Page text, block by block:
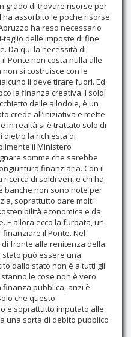
grado di trovare risorse per
ha assorbito le poche risorse
ha reso necessario
taglio delle imposte di fine
Da qui la necessità di
Ponte non costa nulla alle
non si costruisce con le
li deve tirare fuori. Ed
la finanza creativa. I soldi
delle allodole, è un
crede all’iniziativa e mette
in realtà si è trattato solo di
dietro la richiesta di
il Ministero
somme che sarebbe
finanziaria. Con il
di soldi veri, e chi ha
banche non sono note per
soprattutto dare molti
economica e da
E allora ecco la furbata, un
il Ponte. Nel
fronte alla renitenza della
può essere una
dallo stato non è a tutti gli
le cose non è vero
finanza pubblica, anzi è
che questo
e soprattutto imputato alle
una sorta di debito pubblico